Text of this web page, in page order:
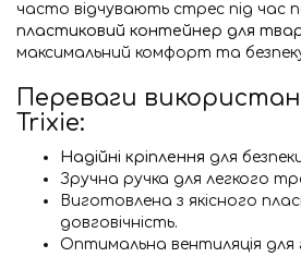
часто відчувають стрес під час
пластиковий контейнер для
максимальний комфорт та
Переваги
Trixie:
Надійні кріплення для
Зручна ручка для легкого
Виготовлена з якісного
довговічність.
Оптимальна вентиляція для